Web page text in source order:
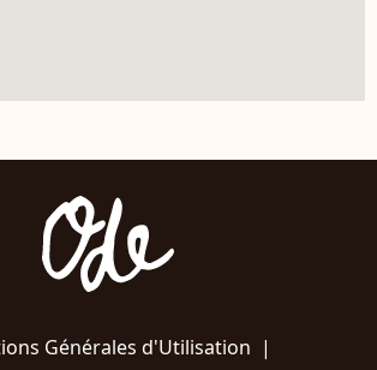
Générales d'Utilisation |